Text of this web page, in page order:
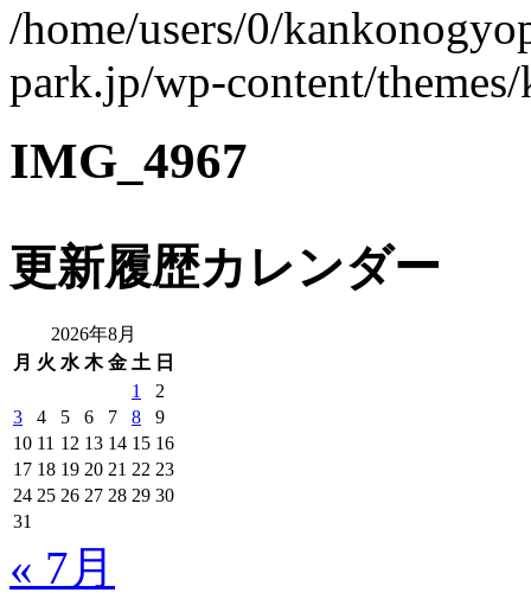
/home/users/0/
park.jp/wp-content/
IMG_4967
更新履歴カレンダー
2026年8月
月 火 水 木 金 土 日
1
2
3
4 5 6 7 8
9
10 11 12 13 14 15 16
17 18 19 20 21 22 23
24 25 26 27 28 29 30
31
« 7月